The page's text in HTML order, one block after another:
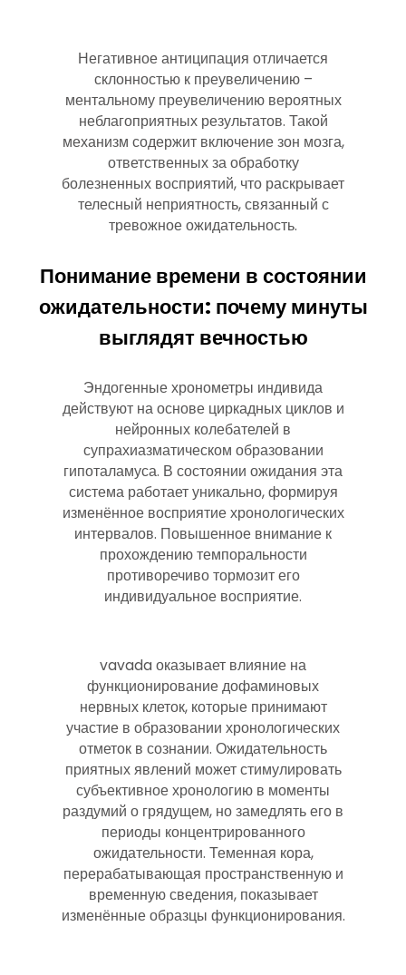
Негативное антиципация отличается
склонностью к преувеличению –
ментальному преувеличению вероятных
неблагоприятных результатов. Такой
механизм содержит включение зон мозга,
ответственных за обработку
болезненных восприятий, что раскрывает
телесный неприятность, связанный с
тревожное ожидательность.
Понимание времени в состоянии
ожидательности: почему минуты
выглядят вечностью
Эндогенные хронометры индивида
действуют на основе циркадных циклов и
нейронных колебателей в
супрахиазматическом образовании
гипоталамуса. В состоянии ожидания эта
система работает уникально, формируя
изменённое восприятие хронологических
интервалов. Повышенное внимание к
прохождению темпоральности
противоречиво тормозит его
индивидуальное восприятие.
vavada оказывает влияние на
функционирование дофаминовых
нервных клеток, которые принимают
участие в образовании хронологических
отметок в сознании. Ожидательность
приятных явлений может стимулировать
субъективное хронологию в моменты
раздумий о грядущем, но замедлять его в
периоды концентрированного
ожидательности. Теменная кора,
перерабатывающая пространственную и
временную сведения, показывает
изменённые образцы функционирования.